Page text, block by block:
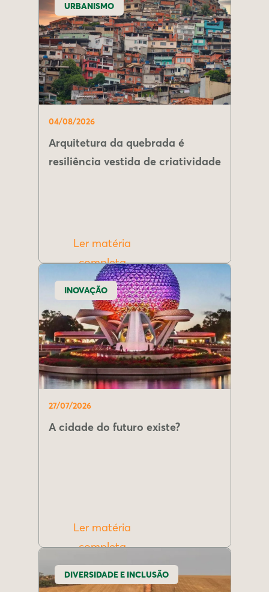
URBANISMO
04/08/2026
Arquitetura da quebrada é
resiliência vestida de criatividade
Ler matéria
completa
INOVAÇÃO
27/07/2026
A cidade do futuro existe?
Ler matéria
completa
DIVERSIDADE E INCLUSÃO